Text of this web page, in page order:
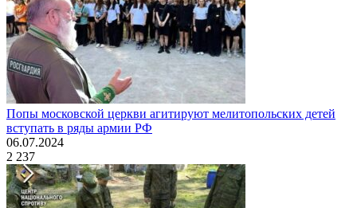
Попы московской церкви агитируют мелитопольских детей
вступать в ряды армии РФ
06.07.2024
2 237